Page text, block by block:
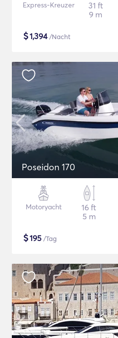
Express-Kreuzer
31 ft
9 m
$1,394/Nacht
Poseidon 170
Motoryacht
16 ft
5 m
$195 /Tag